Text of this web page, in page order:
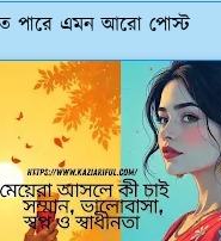
পারে এমন আরো পোস্ট